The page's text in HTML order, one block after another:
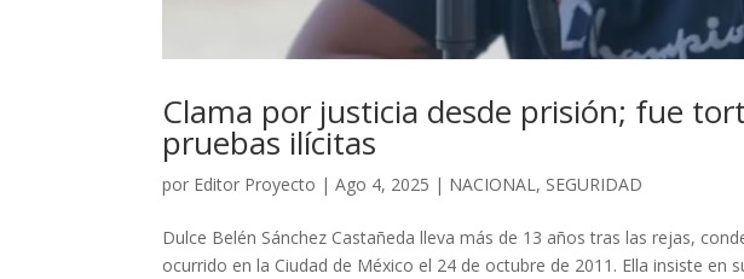
Clama por justicia desde prisión; fue
pruebas ilícitas
por Editor Proyecto |Ago 4, 2025 | NACIONAL , SEGURIDAD
Dulce Belén Sánchez Castañeda lleva más de 13 años tras las rejas,
ocurrido en la Ciudad de México el 24 de octubre de 2011. Ella insiste en